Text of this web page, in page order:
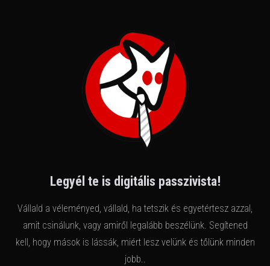
Legyél te is digitális passzivista!
Vállald a véleményed, vállald, ha tetszik és egyetértesz azzal,
amit csinálunk, vagy amiről legalább beszélünk. Segítened
kell, hogy mások is lássák, miért lesz velünk és tőlünk minden
jobb..